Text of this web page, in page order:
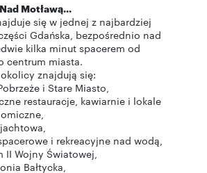
Motławą...
się w jednej z najbardziej
Gdańska, bezpośrednio nad
kilka minut spacerem od
centrum miasta.
znajdują się:
i Stare Miasto,
restauracje, kawiarnie i lokale
i rekreacyjne nad wodą,
II Wojny Światowej,
Bałtycka,